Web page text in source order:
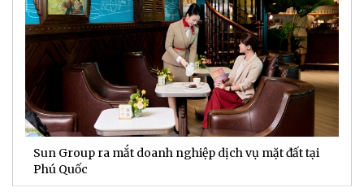
Sun Group ra mắt doanh nghiệp dịch vụ mặt đất tại
Phú Quốc